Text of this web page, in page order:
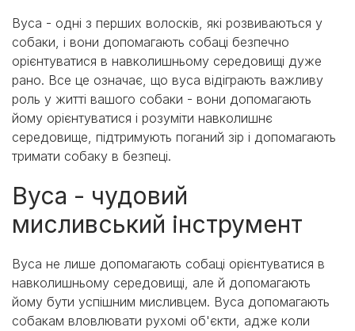
Вуса - одні з перших волосків, які розвиваються у
собаки, і вони допомагають собаці безпечно
орієнтуватися в навколишньому середовищі дуже
рано. Все це означає, що вуса відіграють важливу
роль у житті вашого собаки - вони допомагають
йому орієнтуватися і розуміти навколишнє
середовище, підтримують поганий зір і допомагають
тримати собаку в безпеці.
Вуса - чудовий
мисливський інструмент
Вуса не лише допомагають собаці орієнтуватися в
навколишньому середовищі, але й допомагають
йому бути успішним мисливцем. Вуса допомагають
собакам вловлювати рухомі об'єкти, адже коли